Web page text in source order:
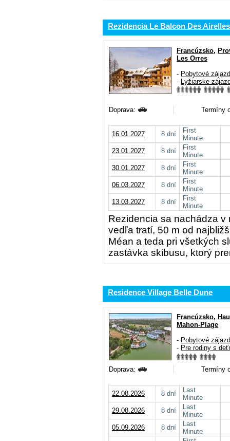
Rezidencia Le Balcon Des Airelles
Francúzsko,
Les Orres
- Pobytové
- Lyžiarske
Doprava: Termíny
16.01.2027 8 dní
First
Minute
23.01.2027
8 dní
First
Minute
30.01.2027
8 dní
First
Minute
06.03.2027
8 dní
First
Minute
13.03.2027
8 dní
First
Minute
Rezidencia sa nachádza
vedľa tratí, 50 m od
Méan a teda pri všetkých
zastávka skibusu, ktorý
Residence Village Belle Dune
Francúzsko,
Mahon-Plage
- Pobytové
- Pre rodiny s
Doprava: Termíny
22.08.2026 8 dní
Last
Minute
29.08.2026
8 dní
Last
Minute
05.09.2026
8 dní
Last
Minute